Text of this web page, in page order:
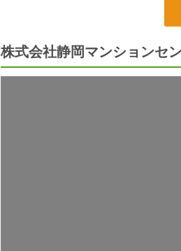
株式会社静岡マンションセ